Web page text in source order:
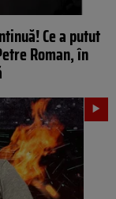
Ce a putut
Roman, în